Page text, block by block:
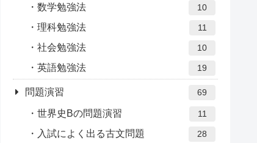
数学勉強法 10
理科勉強法 11
社会勉強法 10
英語勉強法 19
問題演習 69
世界史Bの問題演習 11
入試によく出る古文問題 28